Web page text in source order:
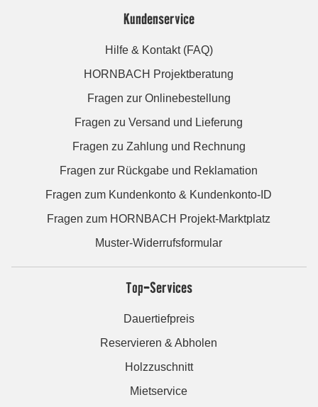
Kundenservice
Hilfe & Kontakt (FAQ)
HORNBACH Projektberatung
Fragen zur Onlinebestellung
Fragen zu Versand und Lieferung
Fragen zu Zahlung und Rechnung
Fragen zur Rückgabe und Reklamation
Fragen zum Kundenkonto & Kundenkonto-ID
Fragen zum HORNBACH Projekt-Marktplatz
Muster-Widerrufsformular
Top-Services
Dauertiefpreis
Reservieren & Abholen
Holzzuschnitt
Mietservice